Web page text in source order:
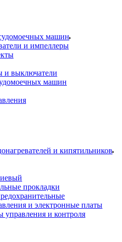
машин
и импеллеры
и выключатели
машин
и кипятильников
прокладки
и электронные платы
управления и контроля